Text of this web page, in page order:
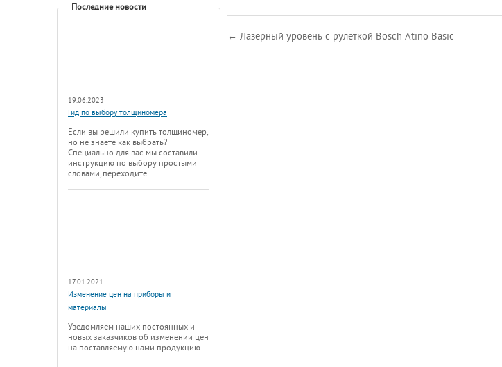
Последние новости
19.06.2023
Гид по выбору толщиномера
Если вы решили купить толщиномер,
но не знаете как выбрать?
Специально для вас мы составили
инструкцию по выбору простыми
словами, переходите...
17.01.2021
Изменение цен на приборы и
материалы
Уведомляем наших постоянных и
новых заказчиков об изменении цен
на поставляемую нами продукцию.
← Лазерный уровень с рулеткой Bosch Atino Basic